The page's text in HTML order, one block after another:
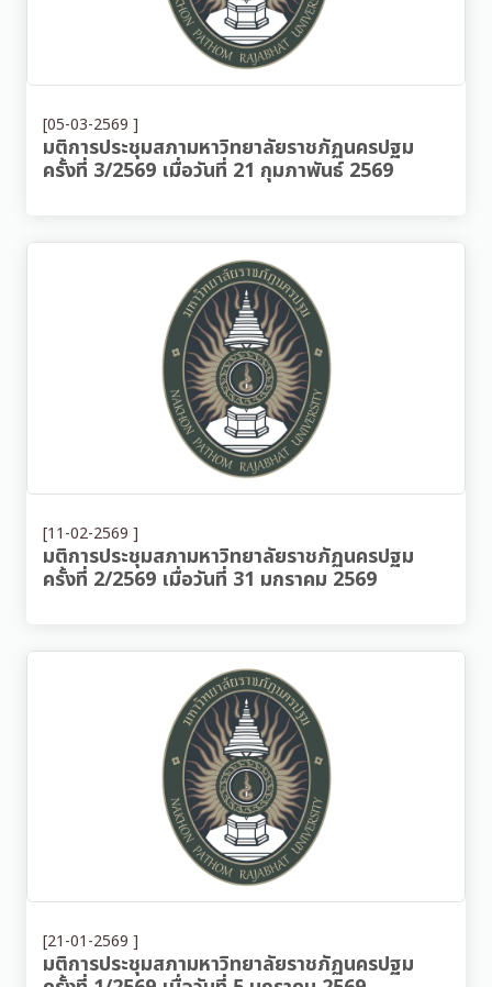
[05-03-2569 ]
มติการประชุมสภามหาวิทยาลัยราชภัฏนครปฐม
ครั้งที่ 3/2569 เมื่อวันที่ 21 กุมภาพันธ์ 2569
[11-02-2569 ]
มติการประชุมสภามหาวิทยาลัยราชภัฏนครปฐม
ครั้งที่ 2/2569 เมื่อวันที่ 31 มกราคม 2569
[21-01-2569 ]
มติการประชุมสภามหาวิทยาลัยราชภัฏนครปฐม